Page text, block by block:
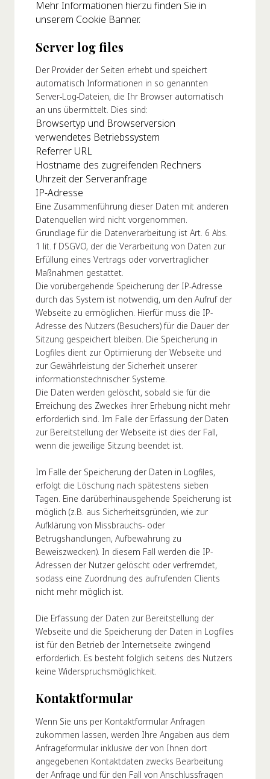
Mehr Informationen hierzu finden Sie in
unserem Cookie Banner.
Server log files
Der Provider der Seiten erhebt und speichert
automatisch Informationen in so genannten
Server-Log-Dateien, die Ihr Browser automatisch
an uns übermittelt. Dies sind:
Browsertyp und Browserversion
verwendetes Betriebssystem
Referrer URL
Hostname des zugreifenden Rechners
Uhrzeit der Serveranfrage
IP-Adresse
Eine Zusammenführung dieser Daten mit anderen
Datenquellen wird nicht vorgenommen.
Grundlage für die Datenverarbeitung ist Art. 6 Abs.
1 lit. f DSGVO, der die Verarbeitung von Daten zur
Erfüllung eines Vertrags oder vorvertraglicher
Maßnahmen gestattet.
Die vorübergehende Speicherung der IP-Adresse
durch das System ist notwendig, um den Aufruf der
Webseite zu ermöglichen. Hierfür muss die IP-
Adresse des Nutzers (Besuchers) für die Dauer der
Sitzung gespeichert bleiben. Die Speicherung in
Logfiles dient zur Optimierung der Webseite und
zur Gewährleistung der Sicherheit unserer
informationstechnischer Systeme.
Die Daten werden gelöscht, sobald sie für die
Erreichung des Zweckes ihrer Erhebung nicht mehr
erforderlich sind. Im Falle der Erfassung der Daten
zur Bereitstellung der Webseite ist dies der Fall,
wenn die jeweilige Sitzung beendet ist.
Im Falle der Speicherung der Daten in Logfiles,
erfolgt die Löschung nach spätestens sieben
Tagen. Eine darüberhinausgehende Speicherung ist
möglich (z.B. aus Sicherheitsgründen, wie zur
Aufklärung von Missbrauchs- oder
Betrugshandlungen, Aufbewahrung zu
Beweiszwecken). In diesem Fall werden die IP-
Adressen der Nutzer gelöscht oder verfremdet,
sodass eine Zuordnung des aufrufenden Clients
nicht mehr möglich ist.
Die Erfassung der Daten zur Bereitstellung der
Webseite und die Speicherung der Daten in Logfiles
ist für den Betrieb der Internetseite zwingend
erforderlich. Es besteht folglich seitens des Nutzers
keine Widerspruchsmöglichkeit.
Kontaktformular
Wenn Sie uns per Kontaktformular Anfragen
zukommen lassen, werden Ihre Angaben aus dem
Anfrageformular inklusive der von Ihnen dort
angegebenen Kontaktdaten zwecks Bearbeitung
der Anfrage und für den Fall von Anschlussfragen